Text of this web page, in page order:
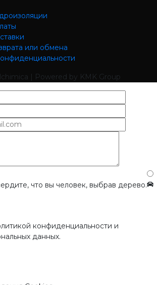
или обмена
| Powered by KMK Group
что вы человек, выбрав дерево.
конфиденциальности и
данных.